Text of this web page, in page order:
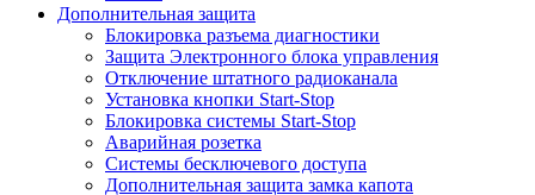
Дополнительная защита
Блокировка разъема диагностики
Защита Электронного блока управления
Отключение штатного радиоканала
Установка кнопки Start-Stop
Блокировка системы Start-Stop
Аварийная розетка
Системы бесключевого доступа
Дополнительная защита замка капота